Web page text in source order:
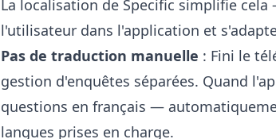
La localisation de Specific simplifie
l'utilisateur dans l'application et
Pas de traduction manuelle : Fini le
gestion d'enquêtes séparées. Quand
questions en français —
langues prises en charge.